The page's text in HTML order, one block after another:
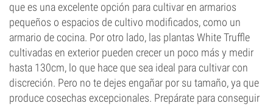
que es una excelente opción para cultivar en armarios
pequeños o espacios de cultivo modificados, como un
armario de cocina. Por otro lado, las plantas White Truffle
cultivadas en exterior pueden crecer un poco más y medir
hasta 130cm, lo que hace que sea ideal para cultivar con
discreción. Pero no te dejes engañar por su tamaño, ya que
produce cosechas excepcionales. Prepárate para conseguir